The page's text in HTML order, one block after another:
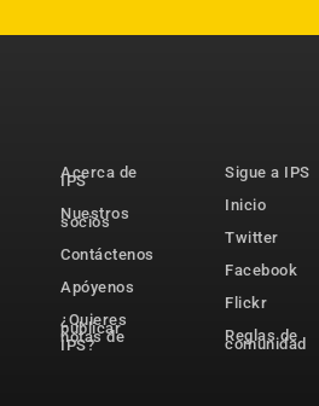
Acerca de
IPS
Nuestros
socios
Contáctenos
Apóyenos
¿Quieres
publicar
notas de
IPS?
Sigue a IPS
Inicio
Twitter
Facebook
Flickr
Reglas de
comunidad